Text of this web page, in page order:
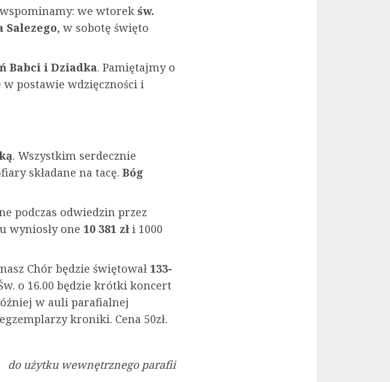
we wtorek św.
Salezego, w sobotę święto
Babci i Dziadka. Pamiętajmy o
postawie wdzięczności i
. Wszystkim serdecznie
składane na tacę. Bóg
podczas odwiedzin przez
wyniosły one 10 381 zł i 1000
Chór będzie świętował 133-
o 16.00 będzie krótki koncert
w auli parafialnej
kroniki. Cena 50zł.
do użytku wewnętrznego parafii